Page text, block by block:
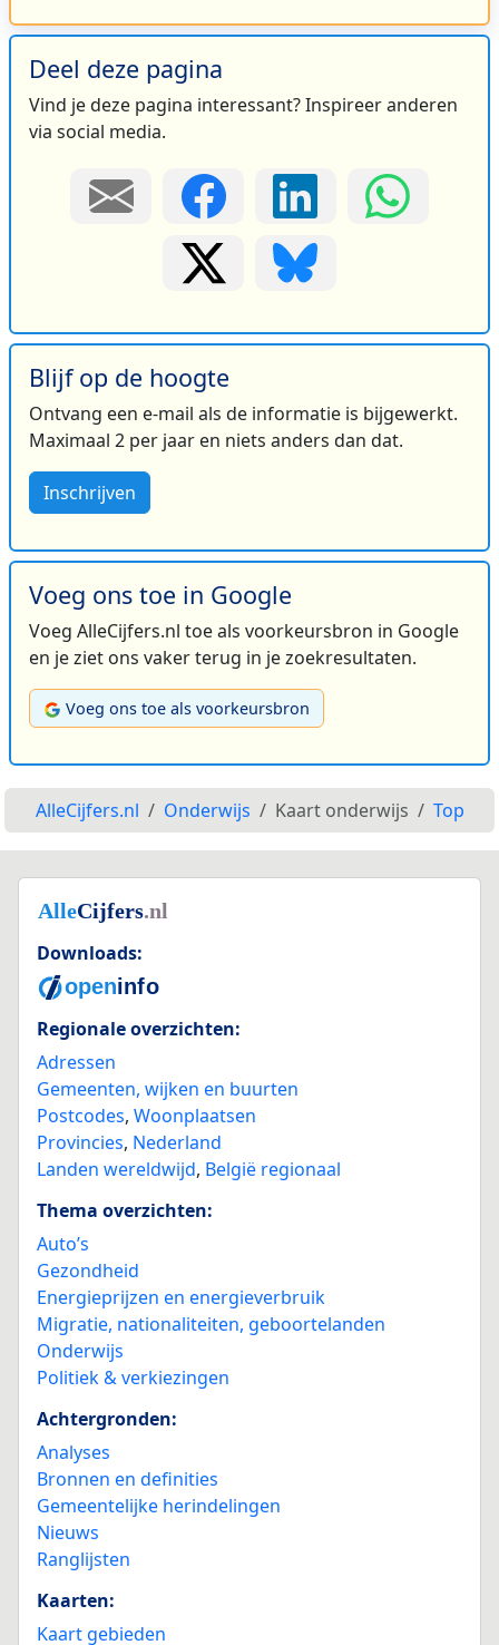
Deel deze pagina
Vind je deze pagina interessant? Inspireer anderen
via social media.
Blijf op de hoogte
Ontvang een e-mail als de informatie is bijgewerkt.
Maximaal 2 per jaar en niets anders dan dat.
Inschrijven
Voeg ons toe in Google
Voeg AlleCijfers.nl toe als voorkeursbron in Google
en je ziet ons vaker terug in je zoekresultaten.
Voeg ons toe als voorkeursbron
AlleCijfers.nl Onderwijs Kaart onderwijs Top
Downloads:
Regionale overzichten:
Adressen
Gemeenten, wijken en buurten
Postcodes, Woonplaatsen
Provincies, Nederland
Landen wereldwijd, België regionaal
Thema overzichten:
Auto’s
Gezondheid
Energieprijzen en energieverbruik
Migratie, nationaliteiten, geboortelanden
Onderwijs
Politiek & verkiezingen
Achtergronden:
Analyses
Bronnen en definities
Gemeentelijke herindelingen
Nieuws
Ranglijsten
Kaarten:
Kaart gebieden